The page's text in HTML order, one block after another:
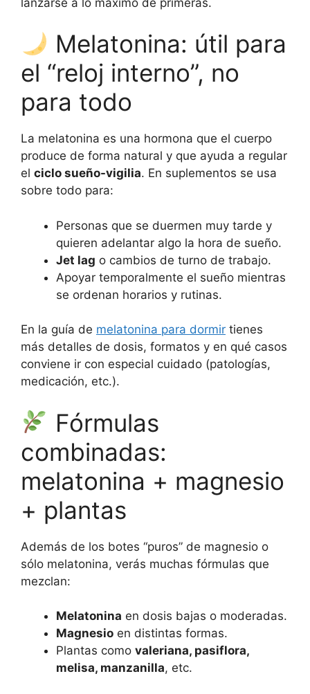
Melatonina: útil para
el “reloj interno”, no
para todo
La melatonina es una hormona que el cuerpo
produce de forma natural y que ayuda a regular
el ciclo sueño-vigilia. En suplementos se usa
sobre todo para:
Personas que se duermen muy tarde y
quieren adelantar algo la hora de sueño.
Jet lag o cambios de turno de trabajo.
Apoyar temporalmente el sueño mientras
se ordenan horarios y rutinas.
En la guía de melatonina para dormir tienes
más detalles de dosis, formatos y en qué casos
conviene ir con especial cuidado (patologías,
medicación, etc.).
Fórmulas
combinadas:
melatonina + magnesio
+ plantas
Además de los botes “puros” de magnesio o
sólo melatonina, verás muchas fórmulas que
mezclan:
Melatonina en dosis bajas o moderadas.
Magnesio en distintas formas.
Plantas como valeriana, pasiflora,
melisa, manzanilla, etc.